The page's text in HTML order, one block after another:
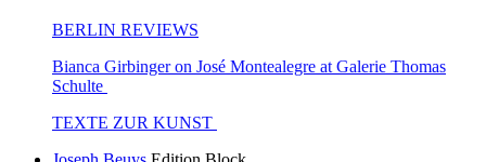
BERLIN REVIEWS
Bianca Girbinger on José Montealegre at Galerie Thomas
Schulte
TEXTE ZUR KUNST